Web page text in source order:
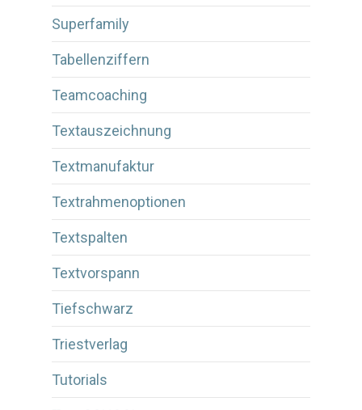
Superfamily
Tabellenziffern
Teamcoaching
Textauszeichnung
Textmanufaktur
Textrahmenoptionen
Textspalten
Textvorspann
Tiefschwarz
Triestverlag
Tutorials